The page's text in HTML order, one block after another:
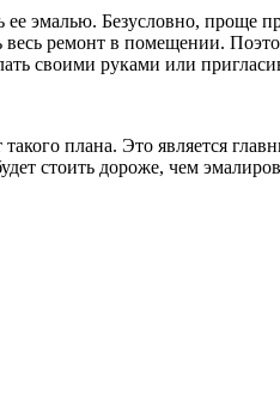
эмалью. Безусловно, проще
ремонт в помещении.
своими руками или
плана. Это является
стоить дороже, чем